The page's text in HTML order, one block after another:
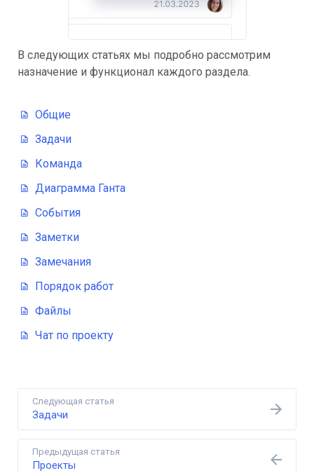
В следующих статьях мы подробно рассмотрим
назначение и функционал каждого раздела.
Общие
Задачи
Команда
Диаграмма Ганта
События
Заметки
Замечания
Порядок работ
Файлы
Чат по проекту
Предыдущая статья
Проекты
Следующая статья
Задачи